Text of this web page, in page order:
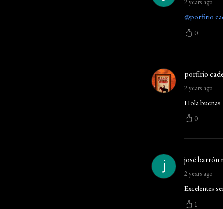
2 years ago
@porfirio
0
porfirio
2 years ago
Hola buenas
0
josé barrón
2 years ago
Excelentes
1